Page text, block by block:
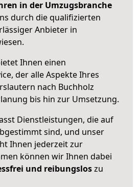
in der Umzugsbranche
durch die qualifizierten
Anbieter in
Ihnen einen
der alle Aspekte Ihres
nach Buchholz
bis hin zur Umsetzung.
Dienstleistungen, die auf
sind, und unser
Ihnen jederzeit zur
können wir Ihnen dabei
und reibungsloszu